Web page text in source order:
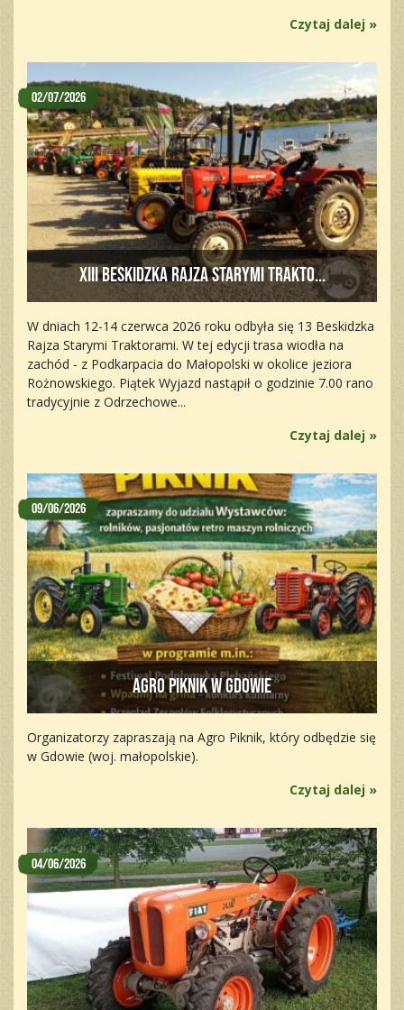
Czytaj dalej »
XIII Beskidzka Rajza Starymi Trakto...
02/07/2026
W dniach 12-14 czerwca 2026 roku odbyła się 13 Beskidzka
Rajza Starymi Traktorami. W tej edycji trasa wiodła na
zachód - z Podkarpacia do Małopolski w okolice jeziora
Rożnowskiego. Piątek Wyjazd nastąpił o godzinie 7.00 rano
tradycyjnie z Odrzechowe...
Czytaj dalej »
Agro Piknik w Gdowie
09/06/2026
Organizatorzy zapraszają na Agro Piknik, który odbędzie się
w Gdowie (woj. małopolskie).
Czytaj dalej »
04/06/2026